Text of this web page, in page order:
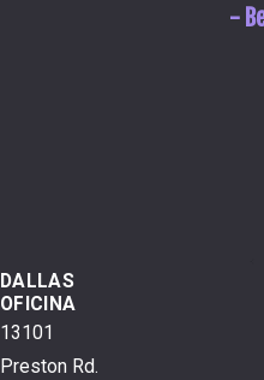
-
DALLAS
OFICINA
13101
Preston Rd.